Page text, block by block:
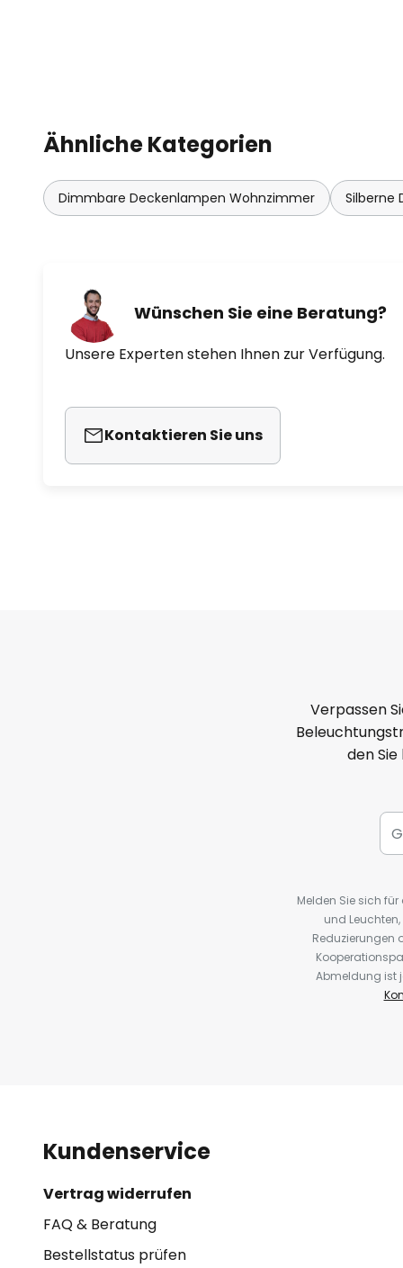
Ähnliche Kategorien
Dimmbare Deckenlampen Wohnzimmer Silberne
Wünschen Sie eine Beratung?
Unsere Experten stehen Ihnen zur Verfügung.
Kontaktieren Sie uns
Verpassen
den
Melden Sie sich
und
Reduzierungen
Abmeldung ist
Kundenservice
Vertrag widerrufen
FAQ & Beratung
Bestellstatus prüfen